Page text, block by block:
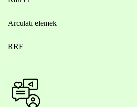
Arculati elemek
RRF